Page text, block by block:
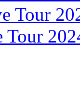
Tour
Tour